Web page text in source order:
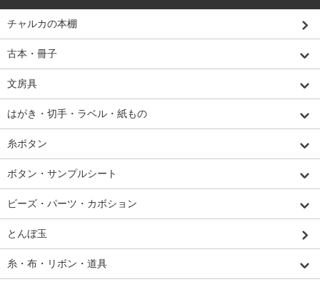
チャルカの本棚
古本・冊子
文房具
はがき・切手・ラベル・紙もの
糸ボタン
ボタン・サンプルシート
ビーズ・パーツ・カボション
とんぼ玉
糸・布・リボン・道具